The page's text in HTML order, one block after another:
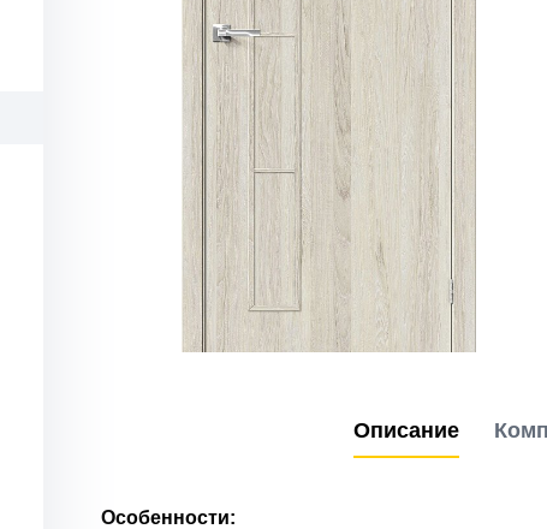
Описание
Особенности: